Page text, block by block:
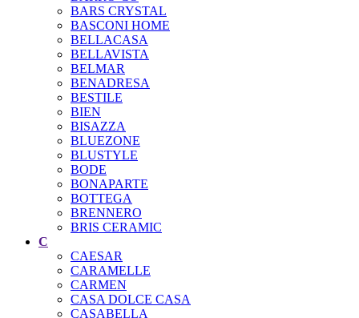
BARS CRYSTAL
BASCONI HOME
BELLACASA
BELLAVISTA
BELMAR
BENADRESA
BESTILE
BIEN
BISAZZA
BLUEZONE
BLUSTYLE
BODE
BONAPARTE
BOTTEGA
BRENNERO
BRIS CERAMIC
C
CAESAR
CARAMELLE
CARMEN
CASA DOLCE CASA
CASABELLA